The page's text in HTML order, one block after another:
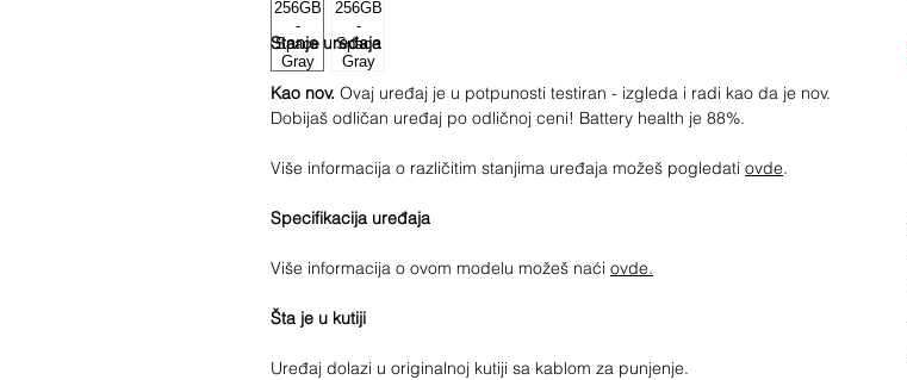
Stanje uređaja
Kao nov. Ovaj uređaj je u potpunosti testiran - izgleda i radi kao da je nov.
Dobijaš odličan uređaj po odličnoj ceni! Battery health je 88%.
Više informacija o različitim stanjima uređaja možeš pogledati ovde.
Specifikacija uređaja
Više informacija o ovom modelu možeš naći ovde.
Šta je u kutiji
Uređaj dolazi u originalnoj kutiji sa kablom za punjenje.